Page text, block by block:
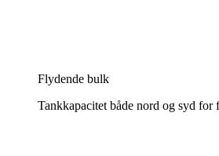
Flydende bulk
Tankkapacitet både nord og syd for